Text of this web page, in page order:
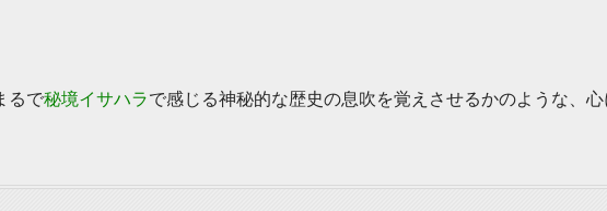
るで秘境イサハラで感じる神秘的な歴史の息吹を覚えさせるかのような、心